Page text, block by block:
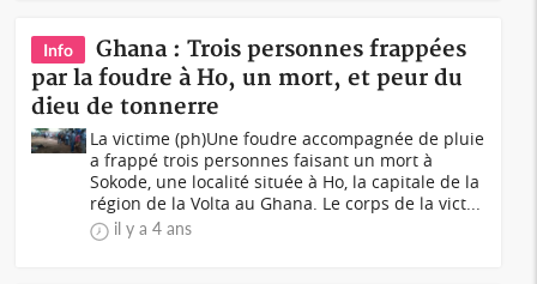
Info
Ghana : Trois personnes frappées
par la foudre à Ho, un mort, et peur du
dieu de tonnerre
La victime (ph)Une foudre accompagnée de pluie
a frappé trois personnes faisant un mort à
Sokode, une localité située à Ho, la capitale de la
région de la Volta au Ghana. Le corps de la vict...
il y a 4 ans